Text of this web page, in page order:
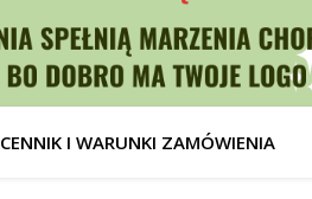
CENNIK I WARUNKI ZAMÓWIENIA